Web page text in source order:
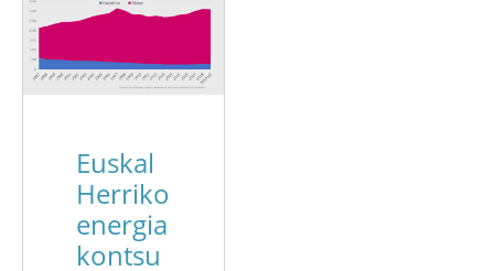
Euskal
Herriko
energia
kontsu